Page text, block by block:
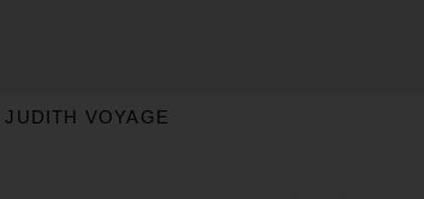
JUDITH VOYAGE